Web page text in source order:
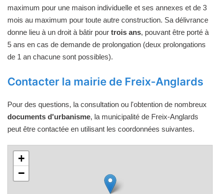
maximum pour une maison individuelle et ses annexes et de 3
mois au maximum pour toute autre construction. Sa délivrance
donne lieu à un droit à bâtir pour trois ans, pouvant être porté à
5 ans en cas de demande de prolongation (deux prolongations
de 1 an chacune sont possibles).
Contacter la mairie de Freix-Anglards
Pour des questions, la consultation ou l'obtention de nombreux
documents d'urbanisme, la municipalité de Freix-Anglards
peut être contactée en utilisant les coordonnées suivantes.
+
−